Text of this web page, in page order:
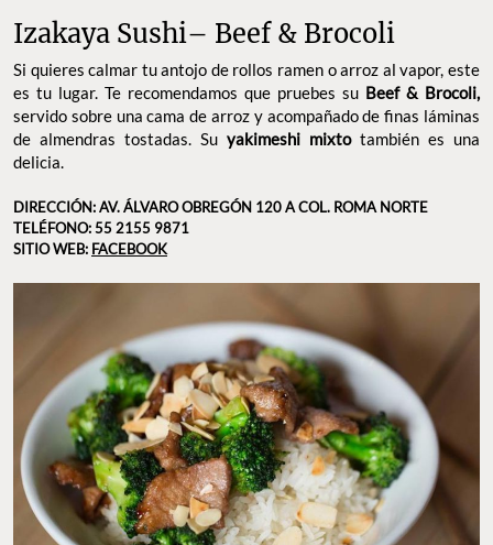
Izakaya Sushi– Beef & Brocoli
Si quieres calmar tu antojo de rollos ramen o arroz al vapor, este
es tu lugar. Te recomendamos que pruebes su Beef & Brocoli,
servido sobre una cama de arroz y acompañado de finas láminas
de almendras tostadas. Su yakimeshi mixtotambién es una
delicia.
DIRECCIÓN: AV. ÁLVARO OBREGÓN 120 A COL. ROMA NORTE
TELÉFONO: 55 2155 9871
SITIO WEB: FACEBOOK